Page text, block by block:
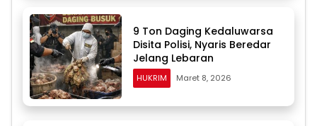
9 Ton Daging Kedaluwarsa
Disita Polisi, Nyaris Beredar
Jelang Lebaran
HUKRIM Maret 8, 2026